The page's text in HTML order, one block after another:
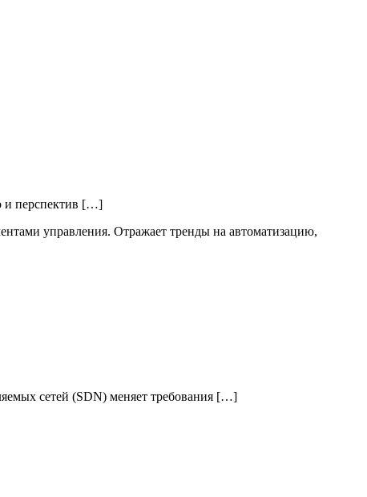
и перспектив […]
сетей (SDN) меняет требования […]